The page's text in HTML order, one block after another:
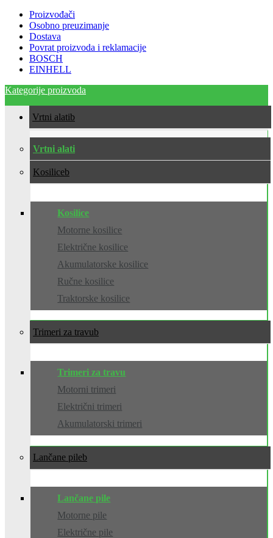
Proizvođači
Osobno preuzimanje
Dostava
Povrat proizvoda i reklamacije
BOSCH
EINHELL
Kategorije proizvoda
Vrtni alati
Vrtni alati
Kosilice
Kosilice
Motorne kosilice
Električne kosilice
Akumulatorske kosilice
Ručne kosilice
Traktorske kosilice
Trimeri za travu
Trimeri za travu
Motorni trimeri
Električni trimeri
Akumulatorski trimeri
Lančane pile
Lančane pile
Motorne pile
Električne pile